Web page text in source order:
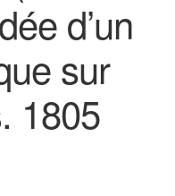
d’un
sur
1805